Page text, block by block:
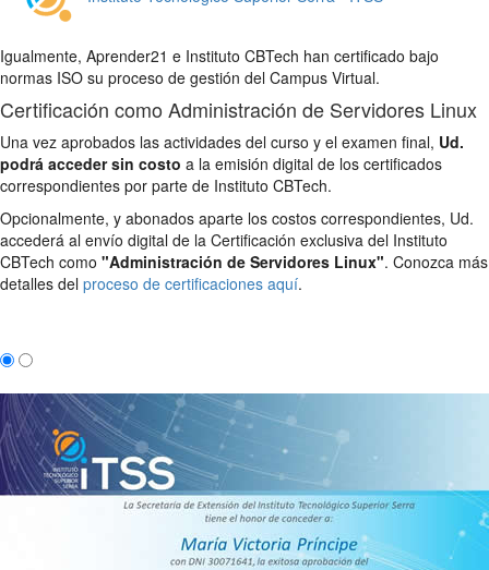
Igualmente, Aprender21 e Instituto CBTech han certificado bajo
normas ISO su proceso de gestión del Campus Virtual.
Certificación como Administración de Servidores Linux
Una vez aprobados las actividades del curso y el examen final, Ud.
podrá acceder sin costo a la emisión digital de los certificados
correspondientes por parte de Instituto CBTech.
Opcionalmente, y abonados aparte los costos correspondientes, Ud.
accederá al envío digital de la Certificación exclusiva del Instituto
CBTech como "Administración de Servidores Linux". Conozca más
detalles del proceso de certificaciones aquí.